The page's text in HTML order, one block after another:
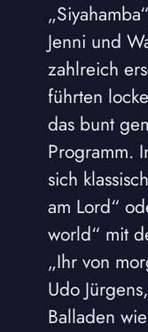
Jenni und
zahlreich
führten
das bunt
Programm.
sich
am Lord“
world“ mit
„Ihr von
Udo
Balladen